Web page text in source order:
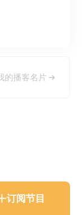
的播客名片
订阅节目